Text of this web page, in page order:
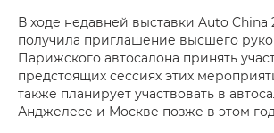
В ходе недавней выставки Auto China
получила приглашение высшего
Парижского автосалона принять
предстоящих сессиях этих
также планирует участвовать в
Анджелесе и Москве позже в этом